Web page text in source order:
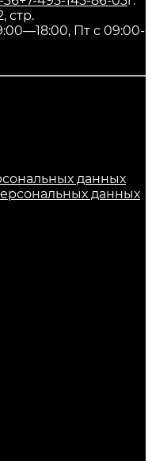
стр.
Пт с 09:00-
данных
данных